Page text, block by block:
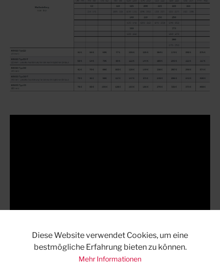
Diese Website verwendet Cookies, um eine
bestmögliche Erfahrung bieten zu können.
Mehr Informationen